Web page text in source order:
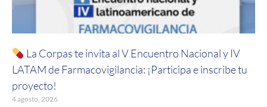
La Corpas te invita al V Encuentro Nacional y IV
LATAM de Farmacovigilancia: ¡Participa e inscribe tu
proyecto!
4 agosto, 2026